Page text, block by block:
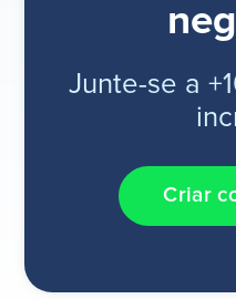
Junte-se a
Criar